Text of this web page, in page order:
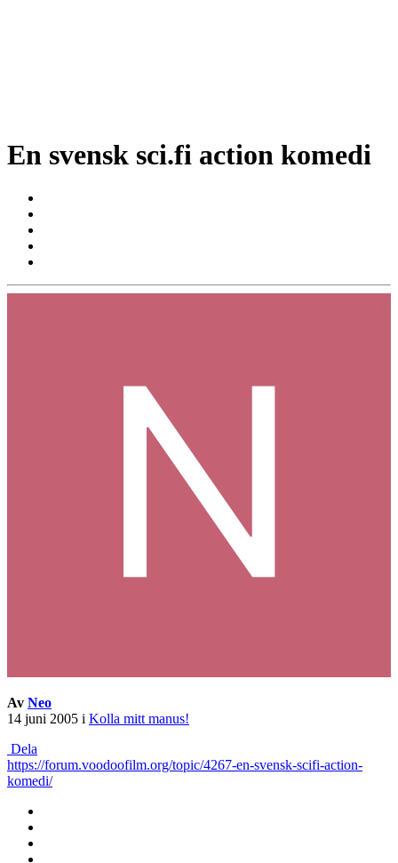
En svensk sci.fi action komedi
Av Neo
14 juni 2005 i Kolla mitt manus!
Dela
https://forum.voodoofilm.org/topic/4267-en-svensk-scifi-action-
komedi/